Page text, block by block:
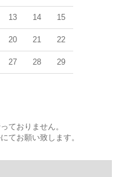
13 14 15
20 21 22
27 28 29
ておりません。
てお願い致します。